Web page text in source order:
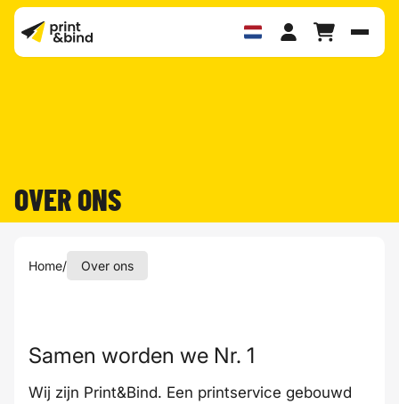
OVER ONS
Home/ Over ons
Samen worden we Nr. 1
Wij zijn Print&Bind. Een printservice gebouwd